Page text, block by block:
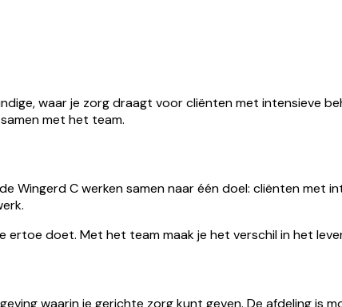
waar je zorg draagt voor cliënten met intensieve
met het team.
Wingerd C werken samen naar één doel: cliënten met
doet. Met het team maak je het verschil in het
waarin je gerichte zorg kunt geven. De afdeling is